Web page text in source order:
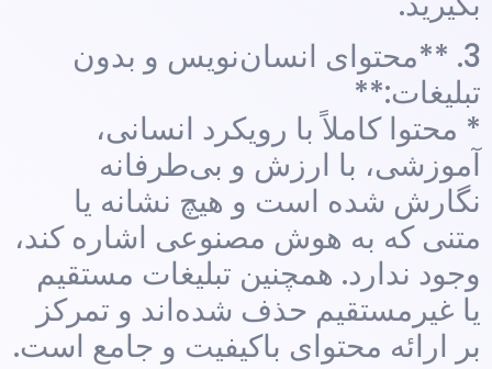
3. **محتوای انسان‌نویس و بدون
تبلیغات:**
* محتوا کاملاً با رویکرد انسانی،
آموزشی، با ارزش و بی‌طرفانه
نگارش شده است و هیچ نشانه یا
متنی که به هوش مصنوعی اشاره کند،
وجود ندارد. همچنین تبلیغات مستقیم
یا غیرمستقیم حذف شده‌اند و تمرکز
بر ارائه محتوای باکیفیت و جامع است.